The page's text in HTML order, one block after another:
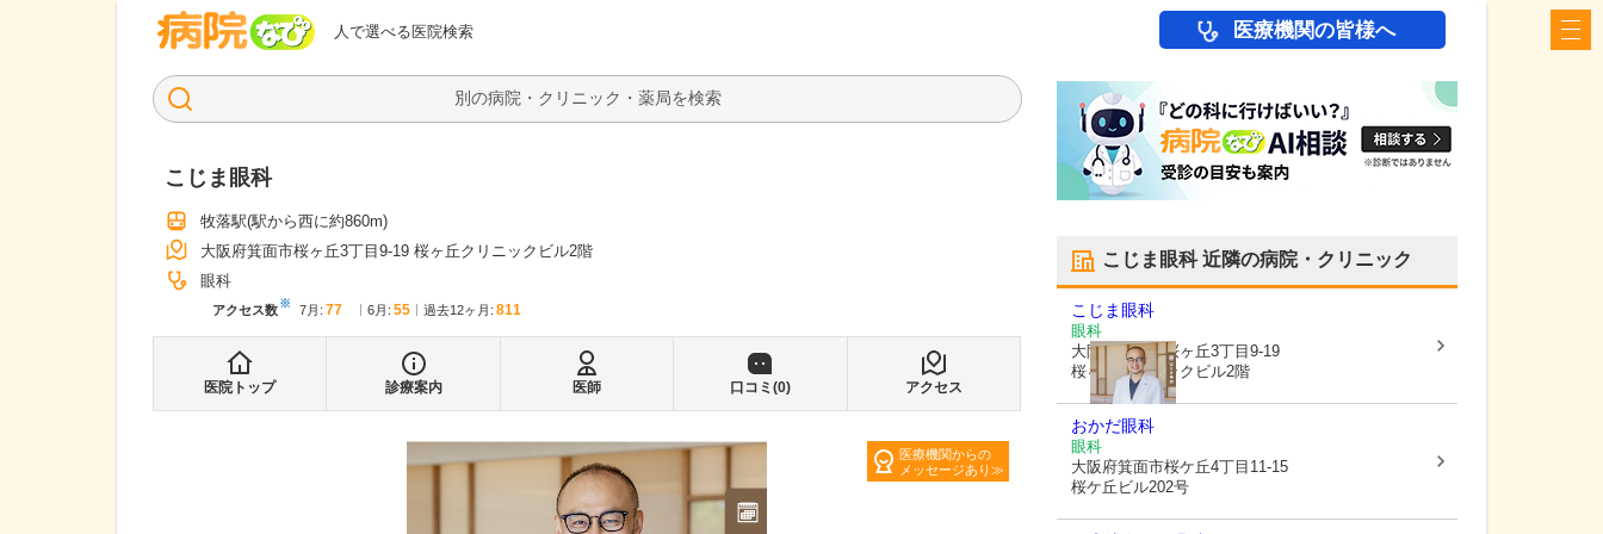
人で選べる医院検索
病院なび 医療機関の皆様へ
検索
こじま眼科
牧落駅(駅から西に約860m)
大阪府箕面市桜ヶ丘3丁目9-19 桜ヶ丘クリニックビル2階
眼科
アクセス数※ 7月 : 77 6月 : 55 過去12ヶ月: 811
医院トップ 診療案内 医師 口コミ(0) アクセス
医療機関からの
メッセージあり
こじま眼科近隣の病院・クリニック
こじま眼科
眼科
大阪府箕面市桜ヶ丘3丁目9-19
桜ヶ丘クリニックビル2階
おかだ眼科
眼科
大阪府箕面市桜ケ丘4丁目11-15
桜ケ丘ビル202号